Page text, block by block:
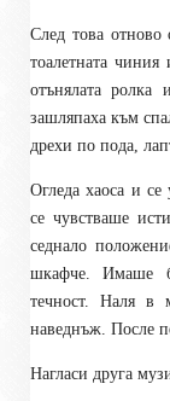
След това
тоалетната
отънялата ролка
зашляпаха към
дрехи по пода,
Огледа хаоса и
се чувстваше
седнало
шкафче. Имаше
течност. Наля в
наведнъж. После
Нагласи друга